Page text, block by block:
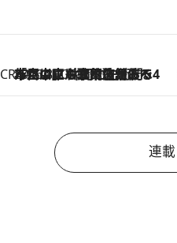
CREA'S CHOICE
2026.8.7
「立川にも歌舞伎があるんだよ」 片岡仁左衛門・市川中車ら豪華座組みで4年目の立川立飛歌舞伎へ
連